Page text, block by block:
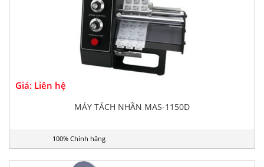
Giá: Liên hệ
MÁY TÁCH NHÃN MAS-1150D
100% Chính hãng